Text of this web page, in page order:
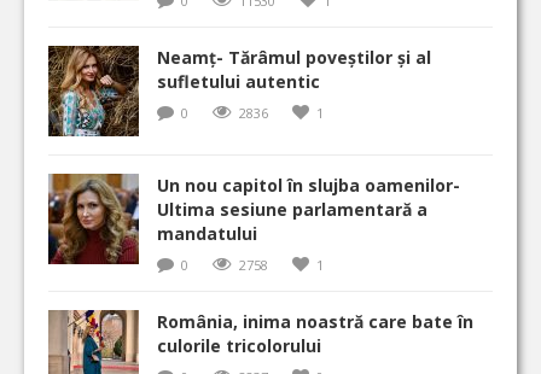
Neamț- Tărâmul poveștilor și al
sufletului autentic
0 2836 1
Un nou capitol în slujba oamenilor-
Ultima sesiune parlamentară a
mandatului
0 2758 1
România, inima noastră care bate în
culorile tricolorului